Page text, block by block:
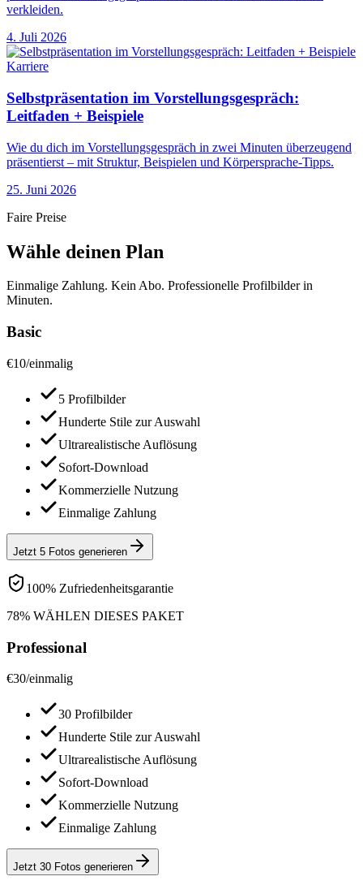
verkleiden.
4. Juli 2026
Karriere
Selbstpräsentation im Vorstellungsgespräch:
Leitfaden + Beispiele
Wie du dich im Vorstellungsgespräch in zwei Minuten überzeugend
präsentierst – mit Struktur, Beispielen und Körpersprache-Tipps.
25. Juni 2026
Faire Preise
Wähle deinen Plan
Einmalige Zahlung. Kein Abo. Professionelle Profilbilder in
Minuten.
Basic
€10/einmalig
5 Profilbilder
Hunderte Stile zur Auswahl
Ultrarealistische Auflösung
Sofort-Download
Kommerzielle Nutzung
Einmalige Zahlung
Jetzt 5 Fotos generieren
100% Zufriedenheitsgarantie
78% WÄHLEN DIESES PAKET
Professional
€30/einmalig
30 Profilbilder
Hunderte Stile zur Auswahl
Ultrarealistische Auflösung
Sofort-Download
Kommerzielle Nutzung
Einmalige Zahlung
Jetzt 30 Fotos generieren